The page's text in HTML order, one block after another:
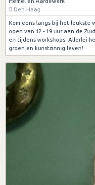
Den Haag
Kom eens langs bij het leukste
open van 12 - 19 uur aan de
en tijdens workshops. Allerlei
groen en kunstzinnig leven!